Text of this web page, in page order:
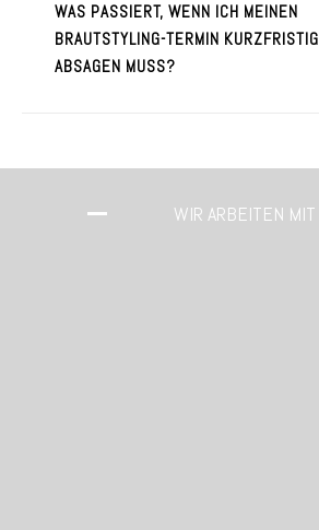
WAS PASSIERT, WENN ICH MEINEN
BRAUTSTYLING-TERMIN KURZFRISTIG
ABSAGEN MUSS?
WIR ARBEITEN MIT